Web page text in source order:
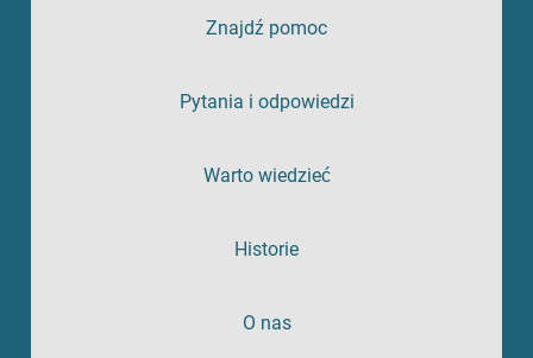
Znajdź pomoc
Pytania i odpowiedzi
Warto wiedzieć
Historie
O nas